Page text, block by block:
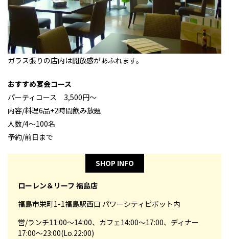
ガラス張りの店内は開放感があふれます。
おすすめ宴会コース
パーティコース 3,500円～
内容/料理6品+2時間飲み放題
人数/4～100名
予約/前日まで
SHOP INFO
ローレン＆リーフ 福島店
福島市栄町1-1福島駅西口 パワーシティピボット内
営/ランチ11:00～14:00、カフェ14:00～17:00、ディナー
17:00～23:00(Lo.22:00)